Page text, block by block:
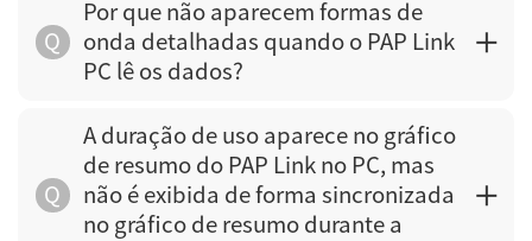
Q
Por que não aparecem formas de
onda detalhadas quando o PAP Link
PC lê os dados?
Q
A duração de uso aparece no gráfico
de resumo do PAP Link no PC, mas
não é exibida de forma sincronizada
no gráfico de resumo durante a